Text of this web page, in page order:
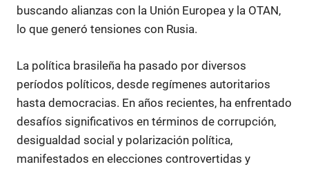
buscando alianzas con la Unión Europea y la OTAN,
lo que generó tensiones con Rusia.
La política brasileña ha pasado por diversos
períodos políticos, desde regímenes autoritarios
hasta democracias. En años recientes, ha enfrentado
desafíos significativos en términos de corrupción,
desigualdad social y polarización política,
manifestados en elecciones controvertidas y